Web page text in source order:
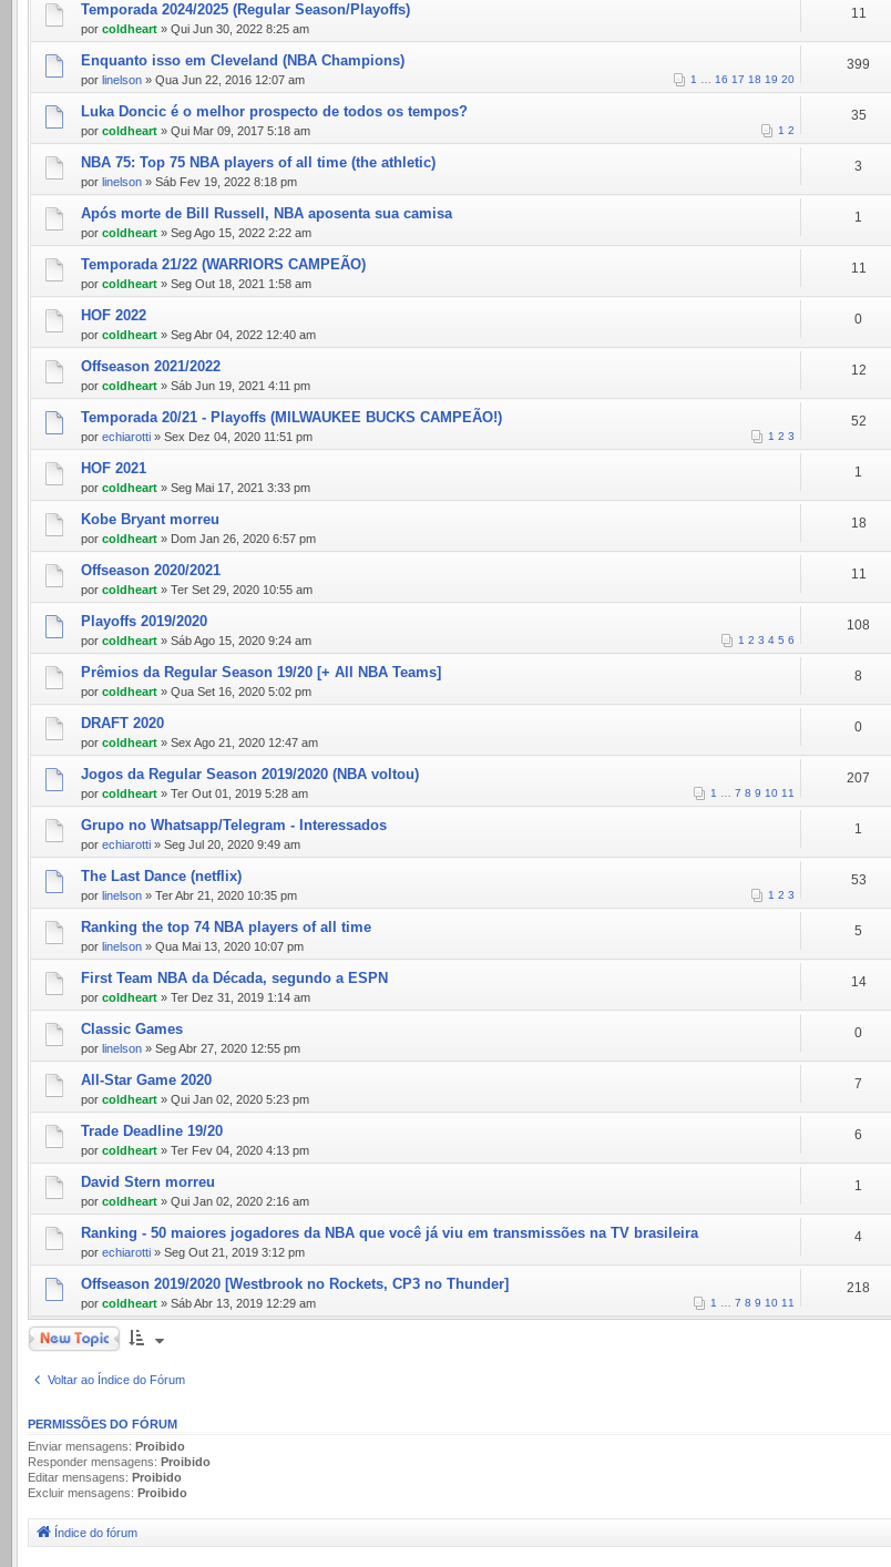
Temporada 2024/2025 (Regular Season/Playoffs)
por coldheart » Qui Jun 30, 2022 8:25 am
11
Enquanto isso em Cleveland (NBA Champions)
por linelson » Qua Jun 22, 2016 12:07 am 1 16 17 18 19 20
399
Luka Doncic é o melhor prospecto de todos os tempos?
por coldheart » Qui Mar 09, 2017 5:18 am 1 2
35
NBA 75: Top 75 NBA players of all time (the athletic)
por linelson » Sáb Fev 19, 2022 8:18 pm
3
Após morte de Bill Russell, NBA aposenta sua camisa
por coldheart » Seg Ago 15, 2022 2:22 am
1
Temporada 21/22 (WARRIORS CAMPEÃO)
por coldheart » Seg Out 18, 2021 1:58 am
11
HOF 2022
por coldheart » Seg Abr 04, 2022 12:40 am
0
Offseason 2021/2022
por coldheart » Sáb Jun 19, 2021 4:11 pm
12
Temporada 20/21 - Playoffs (MILWAUKEE BUCKS CAMPEÃO!)
por echiarotti » Sex Dez 04, 2020 11:51 pm 1 2 3
52
HOF 2021
por coldheart » Seg Mai 17, 2021 3:33 pm
1
Kobe Bryant morreu
por coldheart » Dom Jan 26, 2020 6:57 pm
18
Offseason 2020/2021
por coldheart » Ter Set 29, 2020 10:55 am
11
Playoffs 2019/2020
por coldheart » Sáb Ago 15, 2020 9:24 am 1 2 3 4 5 6
108
Prêmios da Regular Season 19/20 [+ All NBA Teams]
por coldheart » Qua Set 16, 2020 5:02 pm
8
DRAFT 2020
por coldheart » Sex Ago 21, 2020 12:47 am
0
Jogos da Regular Season 2019/2020 (NBA voltou)
por coldheart » Ter Out 01, 2019 5:28 am 1 7 8 9 10 11
207
Grupo no Whatsapp/Telegram - Interessados
por echiarotti » Seg Jul 20, 2020 9:49 am
1
The Last Dance (netflix)
por linelson » Ter Abr 21, 2020 10:35 pm 1 2 3
53
Ranking the top 74 NBA players of all time
por linelson » Qua Mai 13, 2020 10:07 pm
5
First Team NBA da Década, segundo a ESPN
por coldheart » Ter Dez 31, 2019 1:14 am
14
Classic Games
por linelson » Seg Abr 27, 2020 12:55 pm
0
All-Star Game 2020
por coldheart » Qui Jan 02, 2020 5:23 pm
7
Trade Deadline 19/20
por coldheart » Ter Fev 04, 2020 4:13 pm
6
David Stern morreu
por coldheart » Qui Jan 02, 2020 2:16 am
1
Ranking - 50 maiores jogadores da NBA que você já viu em transmissões na TV brasileira
por echiarotti » Seg Out 21, 2019 3:12 pm
4
Offseason 2019/2020 [Westbrook no Rockets, CP3 no Thunder]
por coldheart » Sáb Abr 13, 2019 12:29 am 1 7 8 9 10 11
218
Novo Tópico
Voltar ao Índice do Fórum
PERMISSÕES DO FÓRUM
Enviar mensagens: Proibido
Responder mensagens: Proibido
Editar mensagens: Proibido
Excluir mensagens: Proibido
Índice do fórum